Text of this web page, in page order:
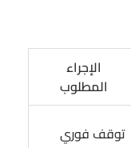
الإجراء
المطلوب
توقف فوري